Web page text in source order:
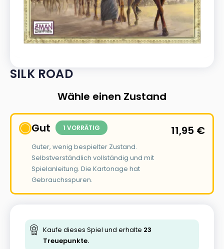
SILK ROAD
Wähle einen Zustand
Gut 1 VORRÄTIG
Guter, wenig bespielter Zustand.
Selbstverständlich vollständig und mit
Spielanleitung. Die Kartonage hat
Gebrauchsspuren.
11,95 €
Kaufe dieses Spiel und erhalte 23
Treuepunkte.